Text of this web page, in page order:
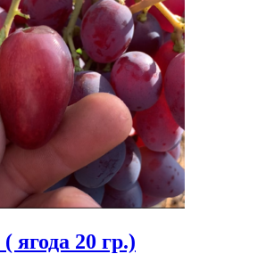
ягода 20 гр.)